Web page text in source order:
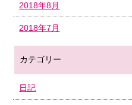
2018年8月
2018年7月
カテゴリー
日記